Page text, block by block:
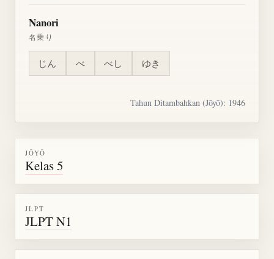
Nanori
名乗り
じん べ べし ゆき
Tahun Ditambahkan (Jōyō): 1946
JŌYŌ
Kelas 5
JLPT
JLPT N1